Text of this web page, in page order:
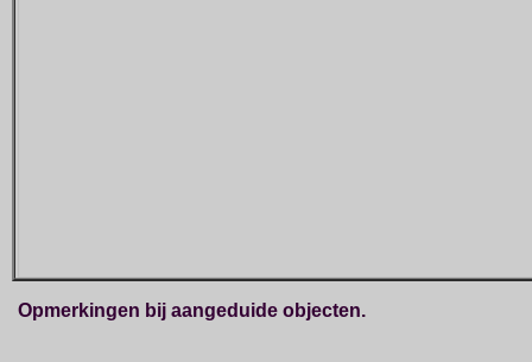
Opmerkingen bij aangeduide objecten.